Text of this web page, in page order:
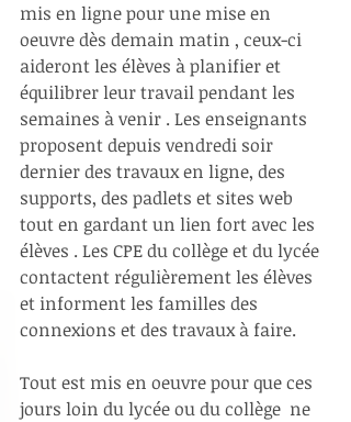
mis en ligne pour une mise en
oeuvre dès demain matin , ceux-ci
aideront les élèves à planifier et
équilibrer leur travail pendant les
semaines à venir . Les enseignants
proposent depuis vendredi soir
dernier des travaux en ligne, des
supports, des padlets et sites web
tout en gardant un lien fort avec les
élèves . Les CPE du collège et du lycée
contactent régulièrement les élèves
et informent les familles des
connexions et des travaux à faire.
Tout est mis en oeuvre pour que ces
jours loin du lycée ou du collège  ne